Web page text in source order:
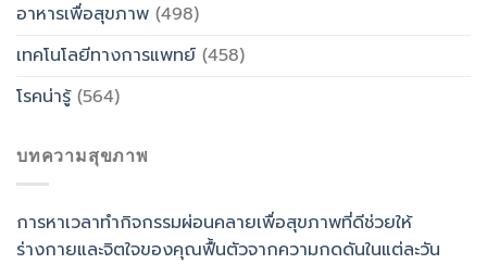
อาหารเพื่อสุขภาพ (498)
เทคโนโลยีทางการแพทย์ (458)
โรคน่ารู้(564)
บทความสุขภาพ
การหาเวลาทำกิจกรรมผ่อนคลายเพื่อสุขภาพที่ดีช่วยให้
ร่างกายและจิตใจของคุณฟื้นตัวจากความกดดันในแต่ละวัน